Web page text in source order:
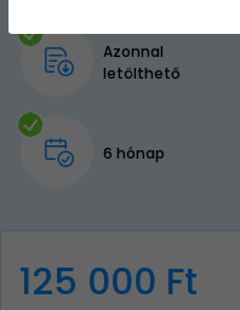
Azonnal
letölthető
6 hónap
125 000 Ft